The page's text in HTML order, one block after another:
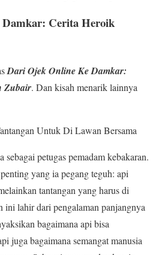
Cerita Heroik
Dari Ojek Online Ke Damkar:
Zubair. Dan kisah menarik lainnya
Untuk Di Lawan Bersama
petugas pemadam kebakaran.
yang ia pegang teguh: api
tantangan yang harus di
ini lahir dari pengalaman panjangnya
bagaimana api bisa
juga bagaimana semangat manusia